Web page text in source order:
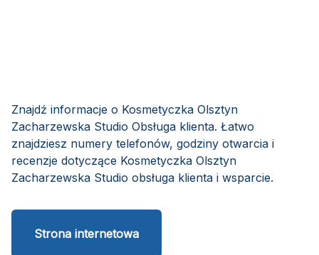
Znajdź informacje o Kosmetyczka Olsztyn
Zacharzewska Studio Obsługa klienta. Łatwo
znajdziesz numery telefonów, godziny otwarcia i
recenzje dotyczące Kosmetyczka Olsztyn
Zacharzewska Studio obsługa klienta i wsparcie.
Strona internetowa